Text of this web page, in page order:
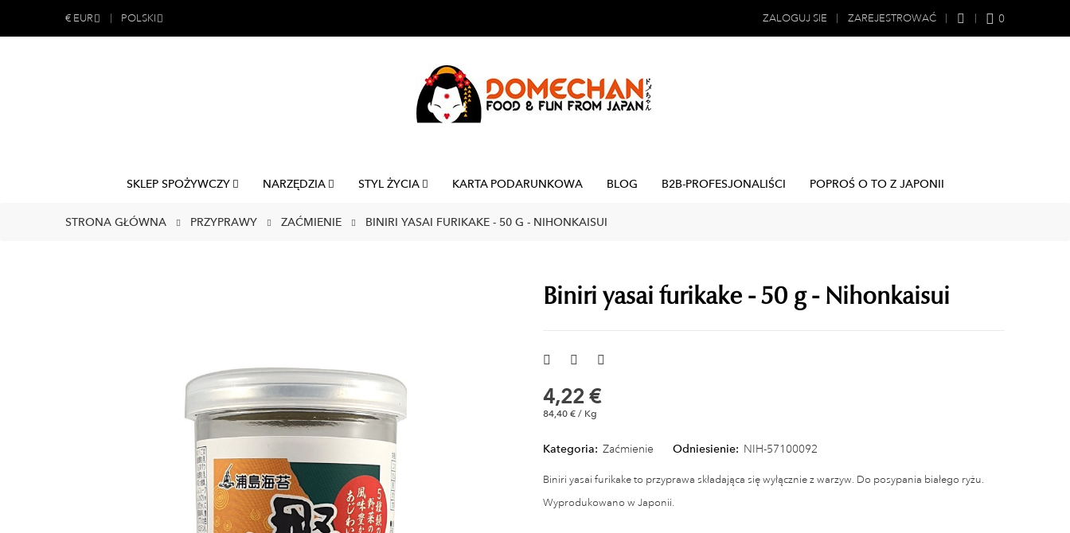
€ EUR POLSKI ZALOGUJ SIE ZAREJESTROWAĆ 0
SKLEP SPOŻYWCZY NARZĘDZIA STYL ŻYCIA KARTA PODARUNKOWA BLOG B2B-PROFESJONALIŚCI POPROŚ O TO Z JAPONII
STRONA GŁÓWNA PRZYPRAWY ZAĆMIENIE BINIRI YASAI FURIKAKE - 50 G - NIHONKAISUI
Biniri yasai furikake - 50 g - Nihonkaisui
4,22 €
84,40 € / Kg
Kategoria: Zaćmienie Odniesienie: NIH-57100092
Biniri yasai furikake to przyprawa składająca się wyłącznie z warzyw. Do posypania białego ryżu.
Wyprodukowano w Japonii.